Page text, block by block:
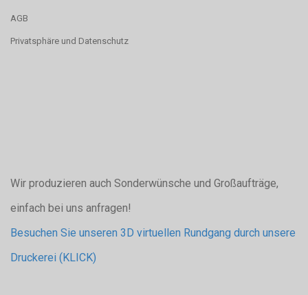
AGB
Privatsphäre und Datenschutz
Wir produzieren auch Sonderwünsche und Großaufträge,
einfach bei uns anfragen!
Besuchen Sie unseren 3D virtuellen Rundgang durch unsere
Druckerei (KLICK)